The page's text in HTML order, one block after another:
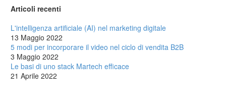
Articoli recenti
L'intelligenza artificiale (AI) nel marketing digitale
13 Maggio 2022
5 modi per incorporare il video nel ciclo di vendita B2B
3 Maggio 2022
Le basi di uno stack Martech efficace
21 Aprile 2022